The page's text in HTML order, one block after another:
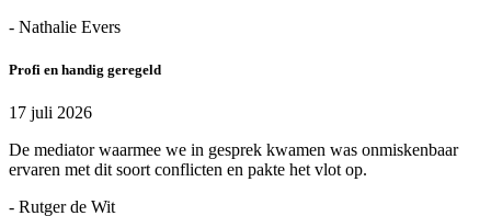
- Nathalie Evers
Profi en handig geregeld
17 juli 2026
De mediator waarmee we in gesprek kwamen was onmiskenbaar
ervaren met dit soort conflicten en pakte het vlot op.
- Rutger de Wit